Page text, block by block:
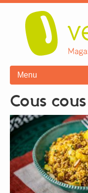
Menu
cous cous